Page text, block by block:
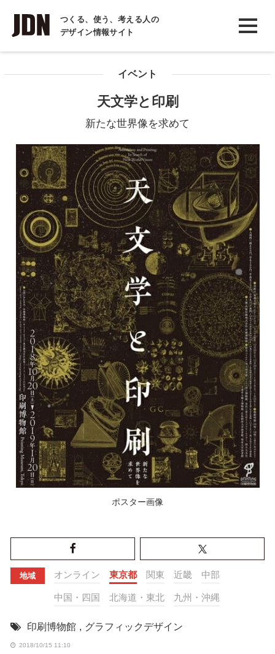
つくる、使う、考える人の
デザイン情報サイト
INTERVIEW
インタビュー
COLUMN
イベント
天文学と印刷
新たな世界像を求めて
ポスター画像
地域 オンライン 東京都 関東 近畿 中部
中国・四国 北海道・東北 九州・沖縄
印刷博物館 , グラフィックデザイン
2018/10/15 11:10